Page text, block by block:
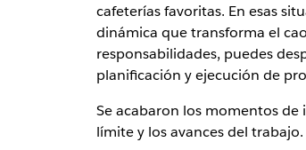
cafeterías favoritas. En esas
dinámica que transforma el
responsabilidades, puedes
planificación y ejecución de
Se acabaron los momentos
límite y los avances del trabajo.